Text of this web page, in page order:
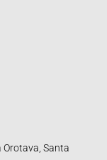
Orotava, Santa